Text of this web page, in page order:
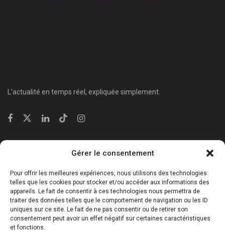
Gérer le consentement
Pour offrir les meilleures expériences, nous utilisons des technologies
telles que les cookies pour stocker et/ou accéder aux informations des
appareils. Le fait de consentir à ces technologies nous permettra de
traiter des données telles que le comportement de navigation ou les ID
uniques sur ce site. Le fait de ne pas consentir ou de retirer son
consentement peut avoir un effet négatif sur certaines caractéristiques
et fonctions.
L’actualité en temps réel, expliquée simplement.
Économie & Business
⁠Culture & Divertissement
⁠Tech & Innovation
Sport